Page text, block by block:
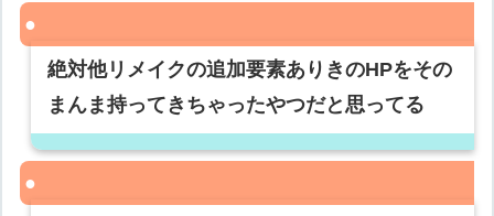
絶対他リメイクの追加要素ありきのHPをその
まんま持ってきちゃったやつだと思ってる